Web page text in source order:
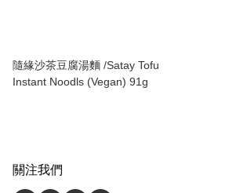
隨緣沙茶豆腐湯麵 /Satay Tofu
Instant Noodls (Vegan) 91g
關注我們